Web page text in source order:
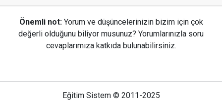
Önemli not: Yorum ve düşüncelerinizin bizim için çok
değerli olduğunu biliyor musunuz? Yorumlarınızla soru
cevaplarımıza katkıda bulunabilirsiniz.
Eğitim Sistem © 2011-2025